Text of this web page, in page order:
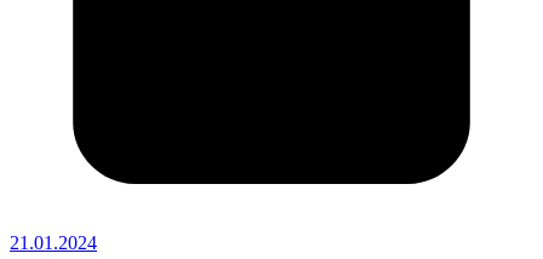
21.01.2024